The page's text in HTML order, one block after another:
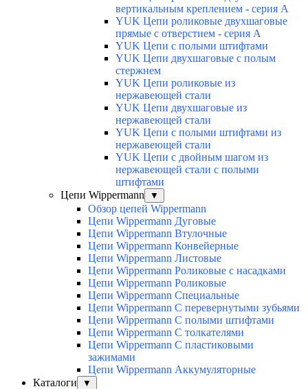
вертикальным креплением - серия А
YUK Цепи роликовые двухшаговые
прямые с отверстием - серия А
YUK Цепи с полыми штифтами
YUK Цепи двухшаговые с полым
стержнем
YUK Цепи роликовые из
нержавеющей стали
YUK Цепи двухшаговые из
нержавеющей стали
YUK Цепи с полыми штифтами из
нержавеющей стали
YUK Цепи с двойным шагом из
нержавеющей стали с полыми
штифтами
Цепи Wippermann
▼
Обзор цепей Wippermann
Цепи Wippermann Дуговые
Цепи Wippermann Втулочные
Цепи Wippermann Конвейерные
Цепи Wippermann Листовые
Цепи Wippermann Роликовые с насадками
Цепи Wippermann Роликовые
Цепи Wippermann Специальные
Цепи Wippermann С перевернутыми зубьями
Цепи Wippermann С полыми штифтами
Цепи Wippermann С толкателями
Цепи Wippermann С пластиковыми
зажимами
Цепи Wippermann Аккумуляторные
Каталоги
▼